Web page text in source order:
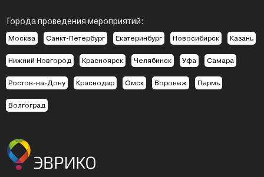
Города проведения мероприятий:
Москва Санкт-Петербург Екатеринбург Новосибирск Казань
Нижний Новгород Красноярск Челябинск Уфа Самара
Ростов-на-Дону Краснодар Омск Воронеж Пермь
Волгоград